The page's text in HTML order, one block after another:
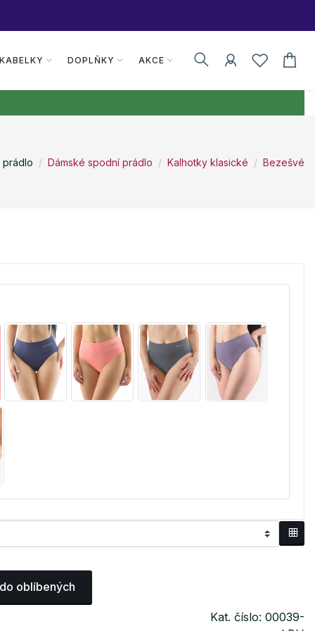
DOPLŇKY AKCE
prádlo Dámské spodní prádlo Kalhotky klasické Bezešvé
oblíbených
Kat. číslo: 00039-